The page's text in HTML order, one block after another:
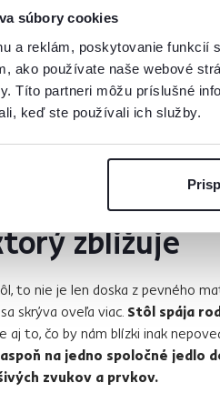
súbory cookies
a reklám, poskytovanie
ako používate naše webové
Títo partneri môžu príslušné
keď ste používali ich služby.
Lajos. Zdroj:
zbližuje
to nie je len doska z pevného
skrýva oveľa viac. Stôl spája
aj to, čo by nám blízki inak
na jedno spoločné jedlo
zvukov a prvkov.